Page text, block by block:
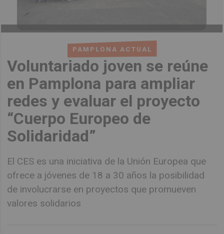
PAMPLONA ACTUAL
Voluntariado joven se reúne
en Pamplona para ampliar
redes y evaluar el proyecto
“Cuerpo Europeo de
Solidaridad”
El CES es una iniciativa de la Unión Europea que
ofrece a jóvenes de 18 a 30 años la posibilidad
de involucrarse en proyectos que promueven
valores solidarios